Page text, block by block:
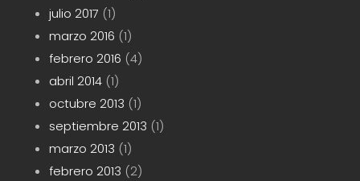
julio 2017 (1)
marzo 2016 (1)
febrero 2016 (4)
abril 2014(1)
octubre 2013 (1)
septiembre 2013 (1)
marzo 2013 (1)
febrero 2013 (2)